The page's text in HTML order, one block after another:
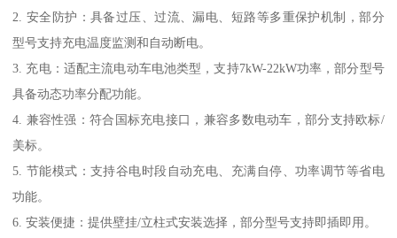
2. 安全防护：具备过压、过流、漏电、短路等多重保护机制，部分
型号支持充电温度监测和自动断电。
3. 充电：适配主流电动车电池类型，支持7kW-22kW功率，部分型号
具备动态功率分配功能。
4. 兼容性强：符合国标充电接口，兼容多数电动车，部分支持欧标/
美标。
5. 节能模式：支持谷电时段自动充电、充满自停、功率调节等省电
功能。
6. 安装便捷：提供壁挂/立柱式安装选择，部分型号支持即插即用。